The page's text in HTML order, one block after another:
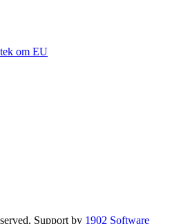
om EU
Support by 1902 Software